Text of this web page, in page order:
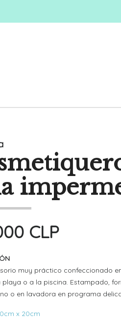
CLP
muy práctico confeccionado
playa o a la piscina. Estampado,
o en lavadora en programa
x 20cm